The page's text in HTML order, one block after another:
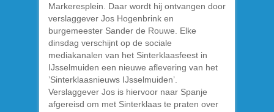
Markeresplein. Daar wordt hij ontvangen door
verslaggever Jos Hogenbrink en
burgemeester Sander de Rouwe. Elke
dinsdag verschijnt op de sociale
mediakanalen van het Sinterklaasfeest in
IJsselmuiden een nieuwe aflevering van het
’Sinterklaasnieuws IJsselmuiden’.
Verslaggever Jos is hiervoor naar Spanje
afgereisd om met Sinterklaas te praten over